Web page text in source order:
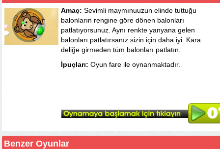
Amaç: Sevimli maymınuuzun elinde tuttuğu
balonların rengine göre dönen balonları
patlatıyorsunuz. Aynı renkte yanyana gelen
balonları patlatırsanız sizin için daha iyi. Kara
deliğe girmeden tüm balonları patlatın.
İpuçları: Oyun fare ile oynanmaktadır.
Benzer Oyunlar